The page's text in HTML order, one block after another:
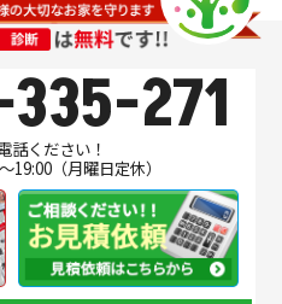
271
話ください！
19:00（月曜日定休）